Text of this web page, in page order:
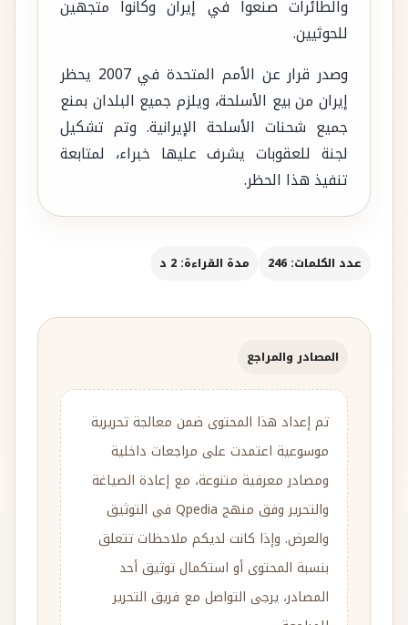
والطائرات صنعوا في إيران وكانوا متجهين
للحوثيين.
وصدر قرار عن الأمم المتحدة في 2007 يحظر
إيران من بيع الأسلحة، ويلزم جميع البلدان بمنع
جميع شحنات الأسلحة الإيرانية. وتم تشكيل
لجنة للعقوبات يشرف عليها خبراء، لمتابعة
تنفيذ هذا الحظر.
عدد الكلمات: 246 مدة القراءة: 2 د
المصادر والمراجع
تم إعداد هذا المحتوى ضمن معالجة تحريرية
موسوعية اعتمدت على مراجعات داخلية
ومصادر معرفية متنوعة، مع إعادة الصياغة
والتحرير وفق منهج Qpedia في التوثيق
والعرض. وإذا كانت لديكم ملاحظات تتعلق
بنسبة المحتوى أو استكمال توثيق أحد
المصادر، يرجى التواصل مع فريق التحرير